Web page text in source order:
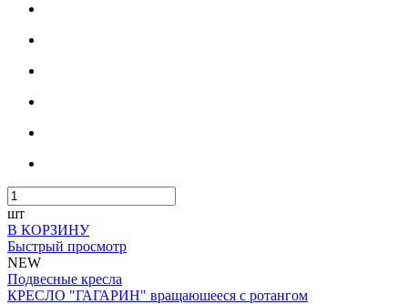
шт
В КОРЗИНУ
Быстрый просмотр
NEW
Подвесные кресла
КРЕСЛО "ГАГАРИН" вращаюшееся с ротангом